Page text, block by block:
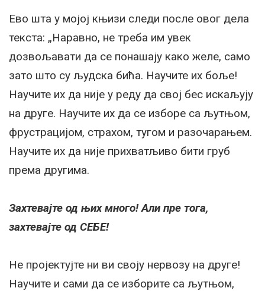
Ево шта у мојој књизи следи после овог дела
текста: „Наравно, не треба им увек
дозвољавати да се понашају како желе, само
зато што су људска бића. Научите их боље!
Научите их да није у реду да свој бес искаљују
на друге. Научите их да се изборе са љутњом,
фрустрацијом, страхом, тугом и разочарањем.
Научите их да није прихватљиво бити груб
према другима.
Захтевајте од њих много! Али пре тога,
захтевајте од СЕБЕ!
Не пројектујте ни ви своју нервозу на друге!
Научите и сами да се изборите са љутњом,